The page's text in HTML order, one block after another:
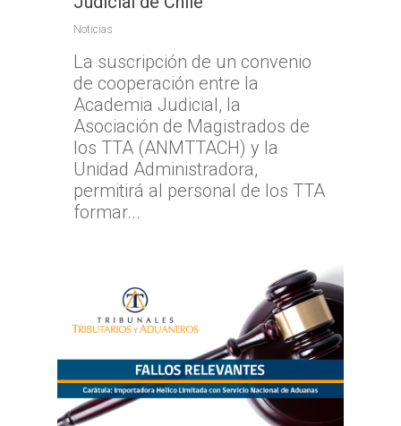
Noticias
La suscripción de un convenio
de cooperación entre la
Academia Judicial, la
Asociación de Magistrados de
los TTA (ANMTTACH) y la
Unidad Administradora,
permitirá al personal de los TTA
formar...